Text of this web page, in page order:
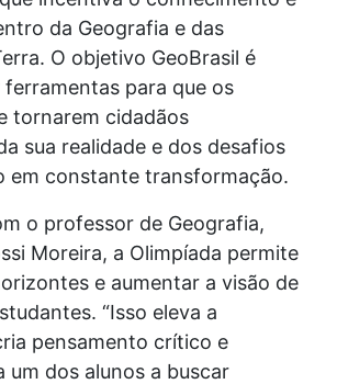
da Geografia e das
O objetivo GeoBrasil é
para que os
tornarem cidadãos
sua realidade e dos desafios
em constante transformação.
o professor de Geografia,
Moreira, a Olimpíada permite
e aumentar a visão de
“Isso eleva a
pensamento crítico e
um dos alunos a buscar